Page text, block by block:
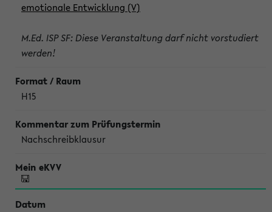
emotionale Entwicklung (V)
M.Ed. ISP SF: Diese Veranstaltung darf nicht vorstudiert
werden!
H15
Nachschreibklausur